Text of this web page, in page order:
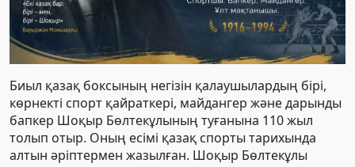
Биыл қазақ боксының негізін қалаушылардың бірі,
көрнекті спорт қайраткері, майдангер және дарынды
бапкер Шоқыр Бөлтекұлының туғанына 110 жыл
толып отыр. Оның есімі қазақ спорты тарихында
алтын әріптермен жазылған. Шоқыр Бөлтекұлы